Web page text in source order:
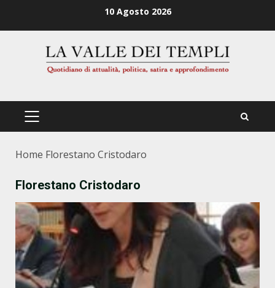
10 Agosto 2026
PRIMÄRES
Home Florestano Cristodaro
Florestano Cristodaro